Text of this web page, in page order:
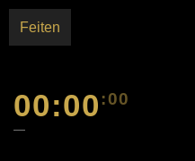
Feiten
00:00 :00
—